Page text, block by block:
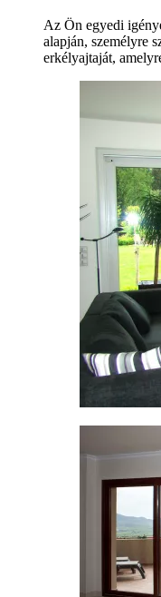
Az Ön egyedi
alapján, személyre
erkélyajtaját,